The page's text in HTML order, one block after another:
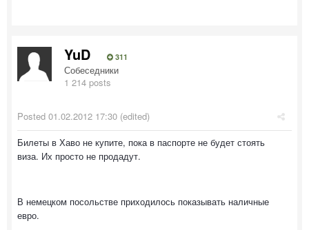
YuD 311
Собеседники
1 214 posts
Posted 01.02.2012 17:30 (edited)
Билеты в Хаво не купите, пока в паспорте не будет стоять
виза. Их просто не продадут.
В немецком посольстве приходилось показывать наличные
евро.